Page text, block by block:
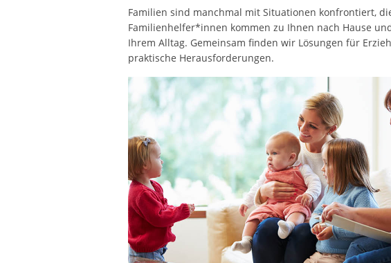
Familien sind manchmal mit Situationen konfrontiert,
Familienhelfer*innen kommen zu Ihnen nach Hause
Ihrem Alltag. Gemeinsam finden wir Lösungen für
praktische Herausforderungen.